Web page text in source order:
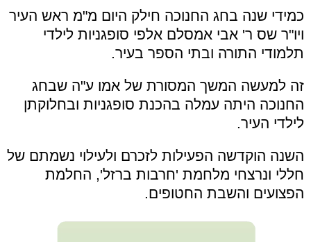
כמידי שנה בחג החנוכה חילק היום מ"מ ראש העיר
ויו"ר שס ר' אבי אמסלם אלפי סופגניות לילדי
תלמודי התורה ובתי הספר בעיר.
זה למעשה המשך המסורת של אמו ע"ה שבחג
החנוכה היתה עמלה בהכנת סופגניות ובחלוקתן
לילדי העיר.
השנה הוקדשה הפעילות לזכרם ולעילוי נשמתם של
חללי ונרצחי מלחמת 'חרבות ברזל', החלמת
הפצועים והשבת החטופים.